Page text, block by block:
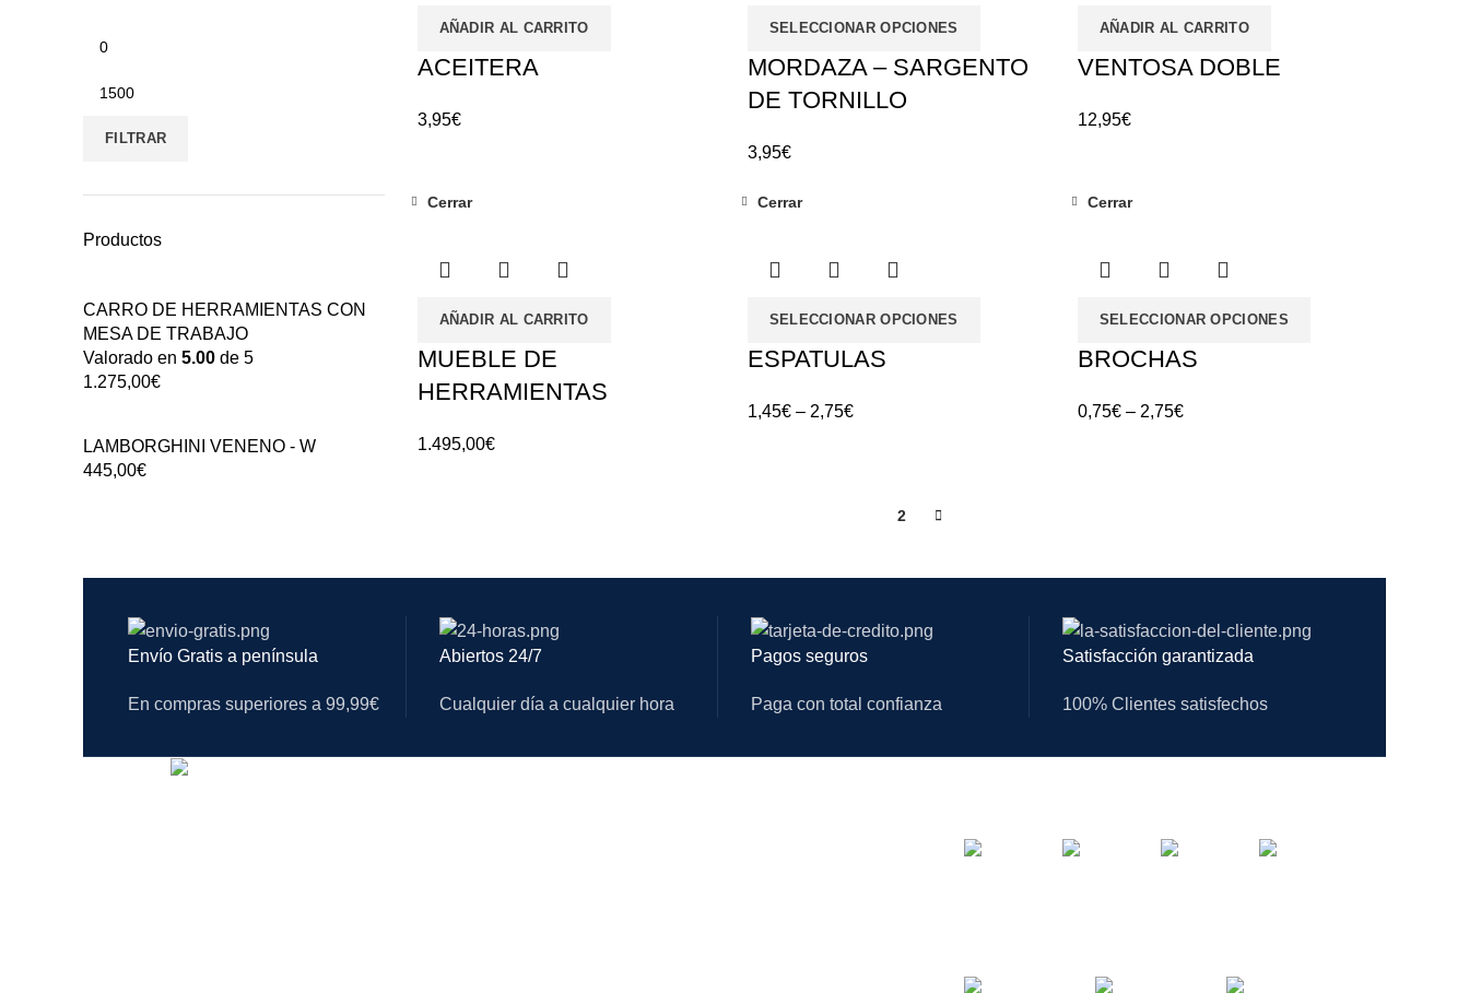
FILTRAR
Productos
CARRO DE HERRAMIENTAS CON
MESA DE TRABAJO
Valorado en 5.00 de 5
1.275,00€
LAMBORGHINI VENENO - W
445,00€
AÑADIR AL CARRITO
ACEITERA
3,95€
SELECCIONAR OPCIONES
MORDAZA – SARGENTO
DE TORNILLO
3,95€
AÑADIR AL CARRITO
VENTOSA DOBLE
12,95€
AÑADIR AL CARRITO
Cerrar
MUEBLE DE
HERRAMIENTAS
1.495,00€
SELECCIONAR OPCIONES
Cerrar
ESPATULAS
1,45€– 2,75€
SELECCIONAR OPCIONES
Cerrar
BROCHAS
0,75€– 2,75€
2
Envío Gratis a península
En compras superiores a 99,99€
Abiertos 24/7
Cualquier día a cualquier hora
Pagos seguros
Paga con total confianza
Satisfacción garantizada
100% Clientes satisfechos